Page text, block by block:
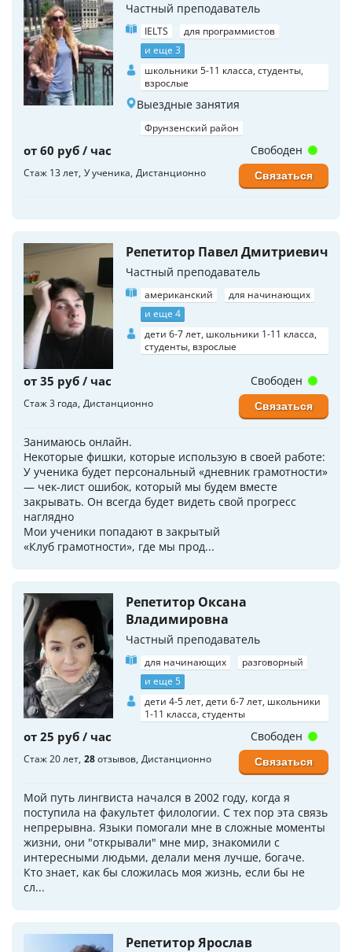
Частный преподаватель
IELTS
для программистов
и еще 3
школьники 5-11 класса, студенты,
взрослые
Выездные занятия
Фрунзенский район
от 60 руб / час
Стаж 13 лет У ученика Дистанционно
Свободен
Связаться
Репетитор Павел Дмитриевич
Частный преподаватель
американский
для начинающих
и еще 4
дети 6-7 лет, школьники 1-11 класса,
студенты, взрослые
от 35 руб / час
Стаж 3 года Дистанционно
Занимаюсь онлайн.
Некоторые фишки, которые использую в своей работе:
У ученика будет персональный «дневник грамотности»
— чек-лист ошибок, который мы будем вместе
закрывать. Он всегда будет видеть свой прогресс
наглядно
Мои ученики попадают в закрытый
«Клуб грамотности», где мы прод...
Свободен
Связаться
Репетитор Оксана
Владимировна
Частный преподаватель
для начинающих
разговорный
и еще 5
дети 4-5 лет, дети 6-7 лет, школьники
1-11 класса, студенты
от 25 руб / час
Стаж 20 лет 28отзывов Дистанционно
Мой путь лингвиста начался в 2002 году, когда я
поступила на факультет филологии. С тех пор эта связь
непрерывна. Языки помогали мне в сложные моменты
жизни, они "открывали" мне мир, знакомили с
интересными людьми, делали меня лучше, богаче.
Кто знает, как бы сложилась моя жизнь, если бы не
сл...
Свободен
Связаться
Репетитор Ярослав